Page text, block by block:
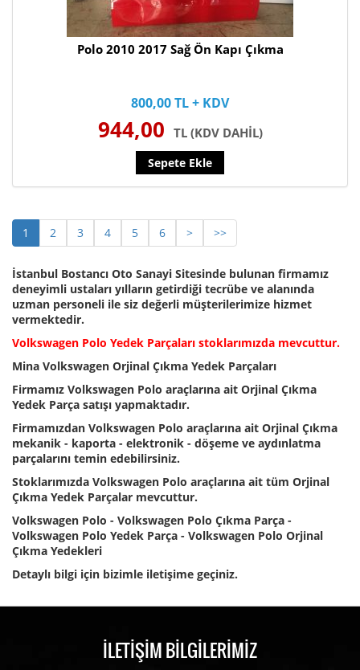
Polo 2010 2017 Sağ Ön Kapı Çıkma
800,00 TL + KDV
944,00 TL (KDV DAHİL)
Sepete Ekle
1 2 3 4 5 6 > >>
İstanbul Bostancı Oto Sanayi Sitesinde bulunan firmamız
deneyimli ustaları yılların getirdiği tecrübe ve alanında
uzman personeli ile siz değerli müşterilerimize hizmet
vermektedir.
Volkswagen Polo Yedek Parçaları stoklarımızda mevcuttur.
Mina Volkswagen Orjinal Çıkma Yedek Parçaları
Firmamız Volkswagen Polo araçlarına ait Orjinal Çıkma
Yedek Parça satışı yapmaktadır.
Firmamızdan Volkswagen Polo araçlarına ait Orjinal Çıkma
mekanik - kaporta - elektronik - döşeme ve aydınlatma
parçalarını temin edebilirsiniz.
Stoklarımızda Volkswagen Polo araçlarına ait tüm Orjinal
Çıkma Yedek Parçalar mevcuttur.
Volkswagen Polo - Volkswagen Polo Çıkma Parça -
Volkswagen Polo Yedek Parça - Volkswagen Polo Orjinal
Çıkma Yedekleri
Detaylı bilgi için bizimle iletişime geçiniz.
İLETİŞİM BİLGİLERİMİZ